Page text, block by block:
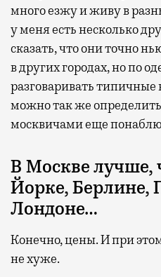
много езжу и живу в
у меня есть несколько
сказать, что они точно
в других городах, но по
разговаривать
можно так же
москвичами еще
В Москве лучше,
Йорке, Берлине,
Лондоне…
Конечно, цены. И при
не хуже.